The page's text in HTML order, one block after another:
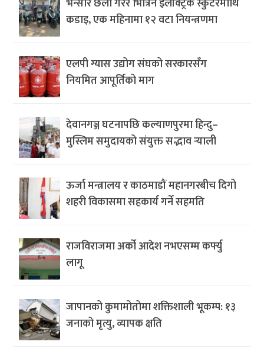
कडाइ, एक महिनामा १२ वटा नियन्त्रणमा
एलपी ग्यास उद्योग संघको सरकारसँग
नियमित आपूर्तिको माग
देवानगञ्ज घटनापछि कल्याणपुरमा हिन्दु–
मुस्लिम समुदायको संयुक्त सद्भाव र्‍याली
ऊर्जा मन्त्रालय र काठमाडौं महानगरबीच दिगो
शहरी विकासमा सहकार्य गर्ने सहमति
राजविराजमा अर्को आदेश नभएसम्म कर्फ्यु
लागू
जापानको कुमामोतोमा शक्तिशाली भूकम्प: १३
जनाको मृत्यु, व्यापक क्षति